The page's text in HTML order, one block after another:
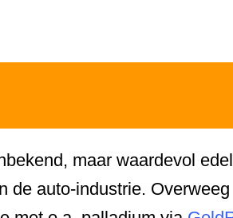
maar waardevol
de auto-industrie.